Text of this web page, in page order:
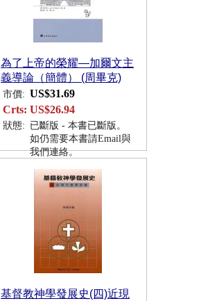
為了上帝的榮耀—加爾文主
義導論（簡體） (周畢克)
市價: US$31.69
Crts: US$26.94
狀態: 已斷版 - 本書已斷版。
如仍需要本書請Email與
我們連絡。
基督教神學發展史(四)近現